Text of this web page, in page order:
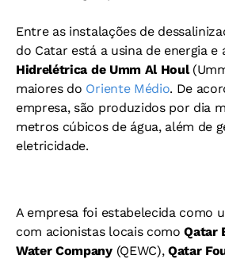
Entre as instalações de
do Catar está a usina de energia e
Hidrelétrica de Umm Al Houl
maiores do Oriente Médio. De
empresa, são produzidos por dia
metros cúbicos de água, além de
eletricidade.
A empresa foi estabelecida como
com acionistas locais comoQatar
Water Company (QEWC), Qatar